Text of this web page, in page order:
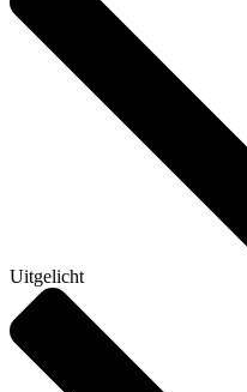
Uitgelicht